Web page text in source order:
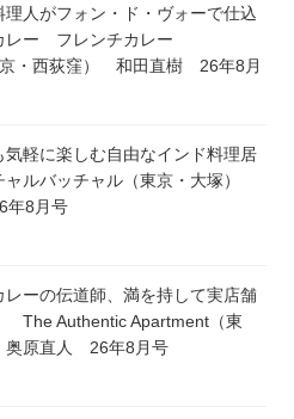
理人がフォン・ド・ヴォーで仕込
レー フレンチカレー
京・西荻窪） 和田直樹 26年8月
気軽に楽しむ自由なインド料理居
ルバッチャル（東京・大塚）
年8月号
レーの伝道師、満を持して実店舗
The Authentic Apartment（東
原直人 26年8月号